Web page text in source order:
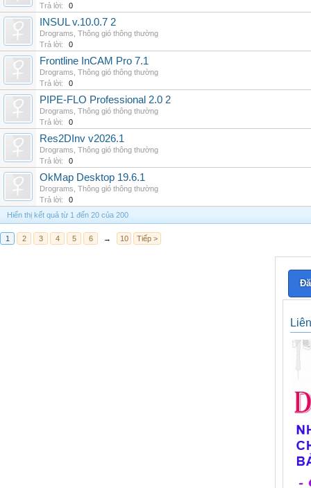
Trả lời:
0
INSUL v.10.0.7 2
Drograms Thông gió thông thường
Trả lời:
0
Frontline InCAM Pro 7.1
Drograms Thông gió thông thường
Trả lời:
0
PIPE-FLO Professional 2.0 2
Drograms Thông gió thông thường
Trả lời:
0
Res2DInv v2026.1
Drograms Thông gió thông thường
Trả lời:
0
OkMap Desktop 19.6.1
Drograms Thông gió thông thường
Trả lời:
0
Hiển thị kết quả từ 1 đến 20 của 200
1 2 3 4 5 6 → 10 Tiếp >